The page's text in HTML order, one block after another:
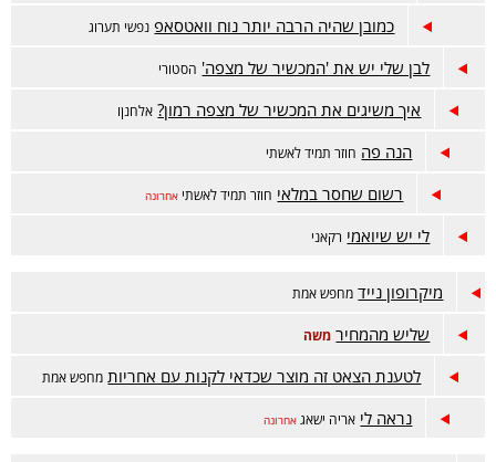
כמובן שהיה הרבה יותר נוח וואטסאפ נפשי תערוג
לבן שלי יש את 'המכשיר של מצפה' הסטורי
איך משיגים את המכשיר של מצפה רמון? אלחנןו
הנה פה חוזר תמיד לאשתי
רשום שחסר במלאי חוזר תמיד לאשתי אחרונה
לי יש שיואמי רקאני
מיקרופון נייד מחפש אמת
שליש מהמחיר משה
לטענת הצאט זה מוצר שכדאי לקנות עם אחריות מחפש אמת
נראה לי אריה ישאג אחרונה